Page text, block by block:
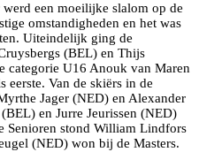
een moeilijke slalom op de
omstandigheden en het was
Uiteindelijk ging de
(BEL) en Thijs
categorie U16 Anouk van Maren
eerste. Van de skiërs in de
Jager (NED) en Alexander
en Jurre Jeurissen (NED)
Senioren stond William Lindfors
(NED) won bij de Masters.